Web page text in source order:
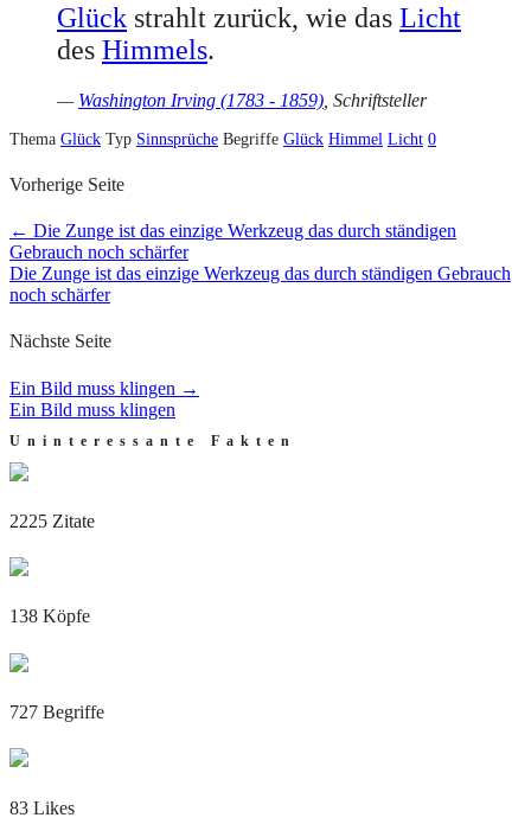
Glück strahlt zurück, wie das Licht
des Himmels.
— Washington Irving (1783 - 1859) , Schriftsteller
Thema Glück Typ Sinnsprüche Begriffe Glück Himmel Licht 0
Vorherige Seite
← Die Zunge ist das einzige Werkzeug das durch ständigen
Gebrauch noch schärfer
Die Zunge ist das einzige Werkzeug das durch ständigen Gebrauch
noch schärfer
Nächste Seite
Ein Bild muss klingen →
Ein Bild muss klingen
Uninteressante Fakten
2225 Zitate
138 Köpfe
727 Begriffe
83 Likes